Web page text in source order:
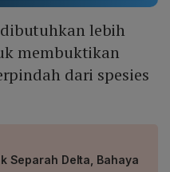
lebih
membuktikan
dari spesies
Separah Delta, Bahaya